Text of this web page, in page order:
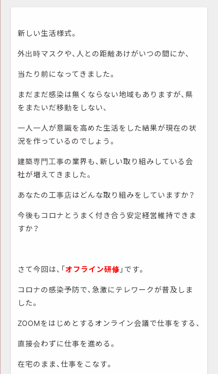
新しい生活様式。
外出時マスクや、人との距離あけがいつの間にか、
当たり前になってきました。
まだまだ感染は無くならない地域もありますが、県
をまたいだ移動をしない、
一人一人が意識を高めた生活をした結果が現在の状
況を作っているのでしょう。
建築専門工事の業界も、新しい取り組みしている会
社が増えてきました。
あなたの工事店はどんな取り組みをしていますか？
今後もコロナとうまく付き合う安定経営維持できま
すか？
さて今回は、「オフライン研修」です。
コロナの感染予防で、急激にテレワークが普及しま
した。
ZOOMをはじめとするオンライン会議で仕事をする、
直接会わずに仕事を進める。
在宅のまま、仕事をこなす。